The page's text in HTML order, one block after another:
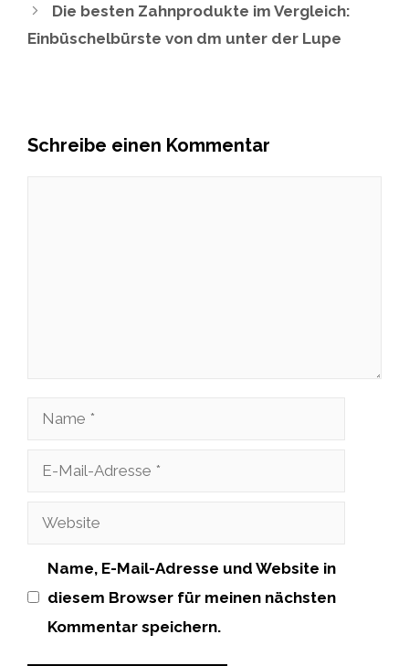
Die besten Zahnprodukte im Vergleich:
Einbüschelbürste von dm unter der Lupe
Schreibe einen Kommentar
Name
Adresse
Website
Name, E-Mail-Adresse und Website in
diesem Browser für meinen nächsten
Kommentar speichern.